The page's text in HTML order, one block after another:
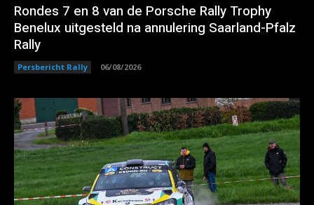
Rondes 7 en 8 van de Porsche Rally Trophy
Benelux uitgesteld na annulering Saarland-Pfalz
Rally
Persbericht Rally 06/08/2026